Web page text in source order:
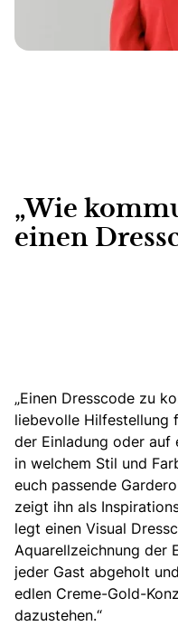
„Wie
einen
„Einen Dresscode zu
liebevolle Hilfestellung
der Einladung oder auf
in welchem Stil und
euch passende
zeigt ihn als
legt einen Visual
Aquarellzeichnung der
jeder Gast abgeholt
edlen Creme-Gold-
dazustehen.“